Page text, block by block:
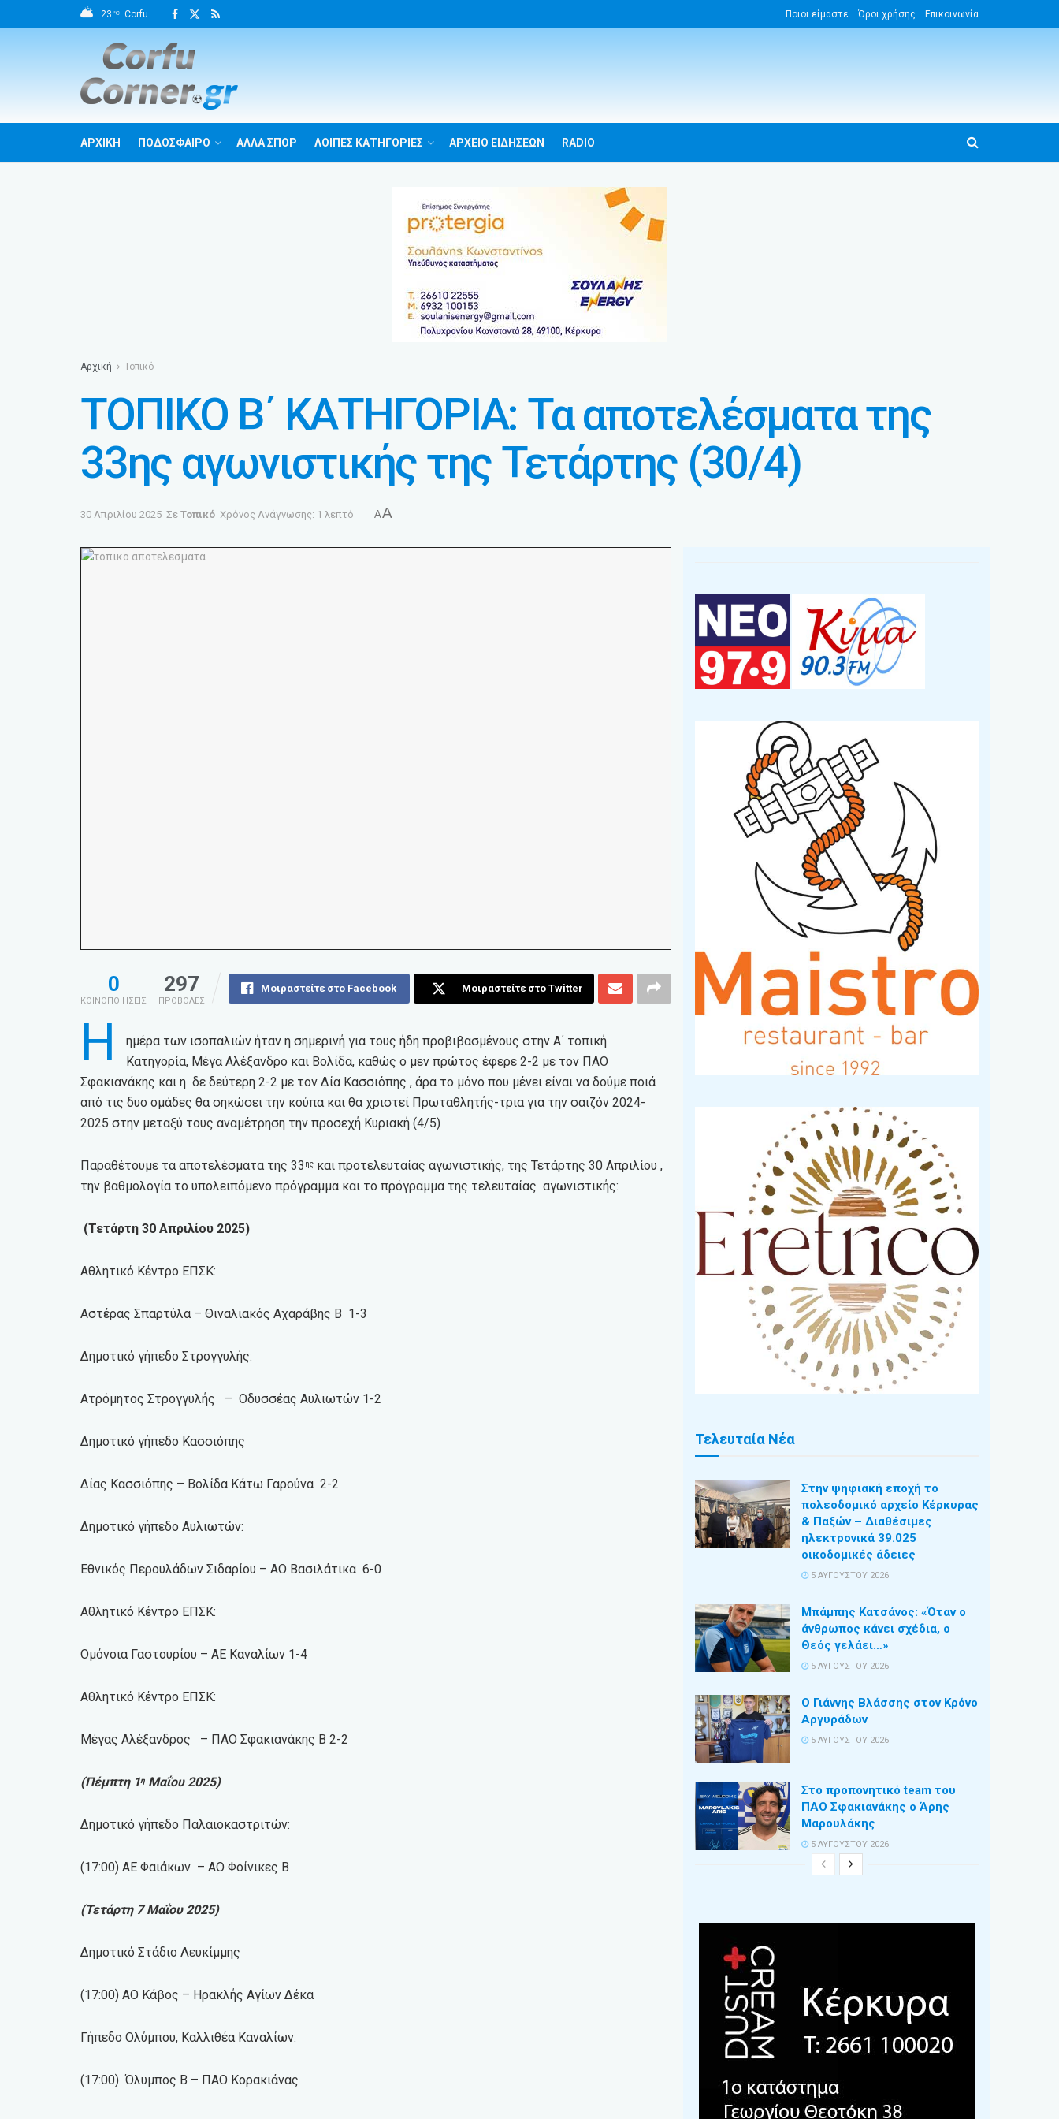
23 °C Corfu Ποιοι είμαστε Όροι χρήσης Επικοινωνία
ΑΡΧΙΚΗ ΠΟΔΟΣΦΑΙΡΟ ΑΛΛΑ ΣΠΟΡ ΛΟΙΠΕΣ ΚΑΤΗΓΟΡΙΕΣ ΑΡΧΕΙΟ ΕΙΔΗΣΕΩΝ RADIO
Αρχική Τοπικό
ΤΟΠΙΚΟ Β΄ ΚΑΤΗΓΟΡΙΑ: Τα αποτελέσματα της
33ης αγωνιστικής της Τετάρτης (30/4)
30 Απριλίου 2025 Σε Τοπικό Χρόνος Ανάγνωσης: 1 λεπτό AA
0
ΚΟΙΝΟΠΟΙΗΣΕΙΣ
297
ΠΡΟΒΟΛΕΣ
Μοιραστείτε στο Facebook Μοιραστείτε στο Twitter
Η
ημέρα των ισοπαλιών ήταν η σημερινή για τους ήδη προβιβασμένους στην Α΄ τοπική
Κατηγορία, Μέγα Αλέξανδρο και Βολίδα, καθώς ο μεν πρώτος έφερε 2-2 με τον ΠΑΟ
Σφακιανάκης και η δε δεύτερη 2-2 με τον Δία Κασσιόπης , άρα το μόνο που μένει είναι να δούμε ποιά
από τις δυο ομάδες θα σηκώσει την κούπα και θα χριστεί Πρωταθλητής-τρια για την σαιζόν 2024-
2025 στην μεταξύ τους αναμέτρηση την προσεχή Κυριακή (4/5)
Παραθέτουμε τα αποτελέσματα της 33 ης και προτελευταίας αγωνιστικής, της Τετάρτης 30 Απριλίου ,
την βαθμολογία το υπολειπόμενο πρόγραμμα και το πρόγραμμα της τελευταίας αγωνιστικής:
(Τετάρτη 30 Απριλίου 2025)
Αθλητικό Κέντρο ΕΠΣΚ:
Αστέρας Σπαρτύλα – Θιναλιακός Αχαράβης Β 1-3
Δημοτικό γήπεδο Στρογγυλής:
Ατρόμητος Στρογγυλής – Οδυσσέας Αυλιωτών 1-2
Δημοτικό γήπεδο Κασσιόπης
Δίας Κασσιόπης – Βολίδα Κάτω Γαρούνα 2-2
Δημοτικό γήπεδο Αυλιωτών:
Εθνικός Περουλάδων Σιδαρίου – ΑΟ Βασιλάτικα 6-0
Αθλητικό Κέντρο ΕΠΣΚ:
Ομόνοια Γαστουρίου – ΑΕ Καναλίων 1-4
Αθλητικό Κέντρο ΕΠΣΚ:
Μέγας Αλέξανδρος – ΠΑΟ Σφακιανάκης Β 2-2
(Πέμπτη 1η Μαΐου 2025)
Δημοτικό γήπεδο Παλαιοκαστριτών:
(17:00) ΑΕ Φαιάκων – ΑΟ Φοίνικες Β
(Τετάρτη 7 Μαΐου 2025)
Δημοτικό Στάδιο Λευκίμμης
(17:00) ΑΟ Κάβος – Ηρακλής Αγίων Δέκα
Γήπεδο Ολύμπου, Καλλιθέα Καναλίων:
(17:00) Όλυμπος Β – ΠΑΟ Κορακιάνας
Τελευταία Νέα
Στην ψηφιακή εποχή το
πολεοδομικό αρχείο Κέρκυρας
& Παξών – Διαθέσιμες
ηλεκτρονικά 39.025
οικοδομικές άδειες
5 ΑΥΓΟΎΣΤΟΥ 2026
Μπάμπης Κατσάνος: «Όταν ο
άνθρωπος κάνει σχέδια, ο
Θεός γελάει…»
5 ΑΥΓΟΎΣΤΟΥ 2026
Ο Γιάννης Βλάσσης στον Κρόνο
Αργυράδων
5 ΑΥΓΟΎΣΤΟΥ 2026
Στο προπονητικό team του
ΠΑΟ Σφακιανάκης ο Άρης
Μαρουλάκης
5 ΑΥΓΟΎΣΤΟΥ 2026